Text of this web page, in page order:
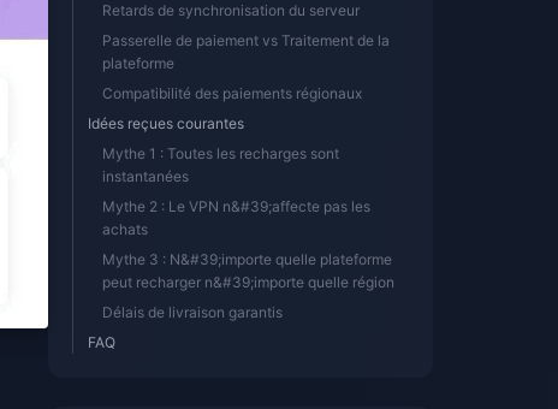
Retards de synchronisation du serveur
Passerelle de paiement vs Traitement de la
plateforme
Compatibilité des paiements régionaux
Idées reçues courantes
Mythe 1 : Toutes les recharges sont
instantanées
Mythe 2 : Le VPN n&#39;affecte pas les
achats
Mythe 3 : N&#39;importe quelle plateforme
peut recharger n&#39;importe quelle région
Délais de livraison garantis
FAQ